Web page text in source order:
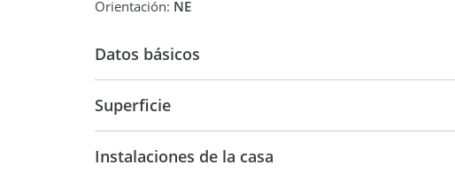
Orientación: NE
Datos básicos
Superficie
Instalaciones de la casa